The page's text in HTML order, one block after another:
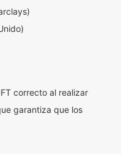
correcto al realizar
garantiza que los